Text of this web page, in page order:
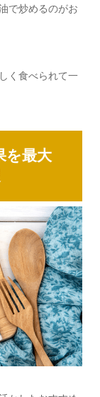
で炒めるのがお
く食べられて一
を最大